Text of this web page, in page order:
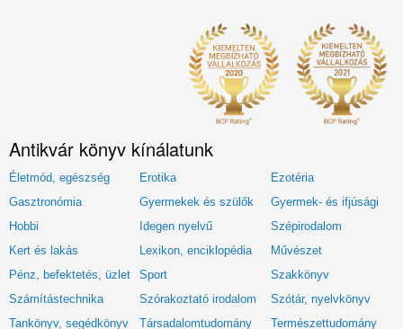
Antikvár könyv kínálatunk
Életmód, egészség Erotika
Ezotéria
Gasztronómia
Gyermekek és szülők
Gyermek- és ifjúsági
Hobbi
Idegen nyelvű
Szépirodalom
Kert és lakás
Lexikon, enciklopédia
Művészet
Pénz, befektetés, üzlet
Sport
Szakkönyv
Számítástechnika
Szórakoztató irodalom
Szótár, nyelvkönyv
Tankönyv, segédkönyv
Társadalomtudomány Természettudomány